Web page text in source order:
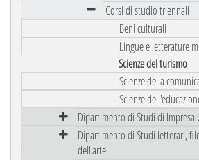
Corsi di studio triennali
Beni culturali
Lingue e letterature
Scienze del turismo
Scienze della
Scienze
Dipartimento di Studi di Impresa
Dipartimento di Studi letterari,
dell'arte